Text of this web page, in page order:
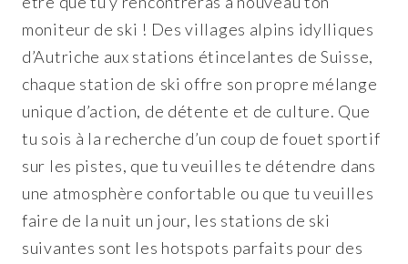
moniteur de ski ! Des villages alpins idylliques
d’Autriche aux stations étincelantes de Suisse,
chaque station de ski offre son propre mélange
unique d’action, de détente et de culture. Que
tu sois à la recherche d’un coup de fouet sportif
sur les pistes, que tu veuilles te détendre dans
une atmosphère confortable ou que tu veuilles
faire de la nuit un jour, les stations de ski
suivantes sont les hotspots parfaits pour des